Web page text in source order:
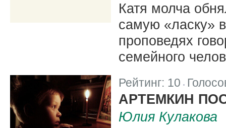
Катя молча
самую «ласку»
проповедях
семейного
Рейтинг: 10
АРТЕМКИН
Юлия Кулакова